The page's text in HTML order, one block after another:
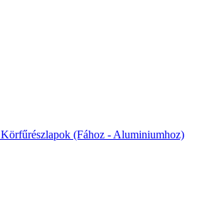
Körfűrészlapok (Fához - Aluminiumhoz)